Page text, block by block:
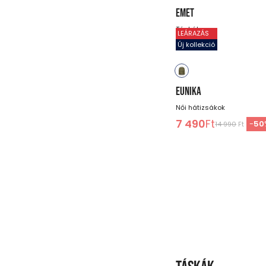
EMET
Táskák
7 990Ft
LEÁRAZÁS
Új kollekció
EUNIKA
Női hátizsákok
7 490Ft14 990 Ft -50